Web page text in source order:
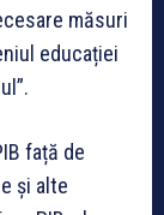
măsuri
educației
față de
și alte